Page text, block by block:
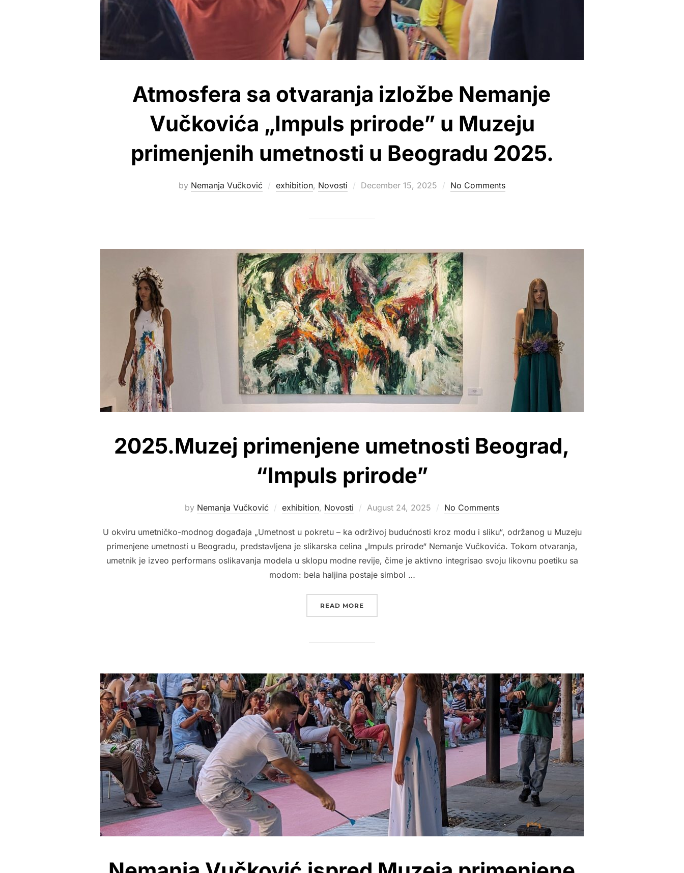
Atmosfera sa otvaranja izložbe Nemanje
Vučkovića „Impuls prirode” u Muzeju
primenjenih umetnosti u Beogradu 2025.
by Nemanja Vučković exhibition, Novosti
Posted
December 15, 2025 No Comments
2025.Muzej primenjene umetnosti Beograd,
“Impuls prirode”
by Nemanja Vučković exhibition, Novosti
Posted
August 24, 2025 No Comments
U okviru umetničko-modnog događaja „Umetnost u pokretu – ka održivoj budućnosti kroz modu i sliku“, održanog u Muzeju
primenjene umetnosti u Beogradu, predstavljena je slikarska celina „Impuls prirode“ Nemanje Vučkovića. Tokom otvaranja,
umetnik je izveo performans oslikavanja modela u sklopu modne revije, čime je aktivno integrisao svoju likovnu poetiku sa
modom: bela haljina postaje simbol …
READ MORE